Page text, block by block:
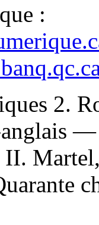
:
2.
anglais
II.